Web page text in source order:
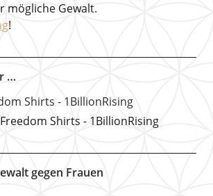
mögliche Gewalt.
!
…
Shirts - 1BillionRising
gegen Frauen